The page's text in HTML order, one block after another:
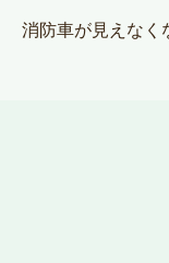
消防車が見えなく